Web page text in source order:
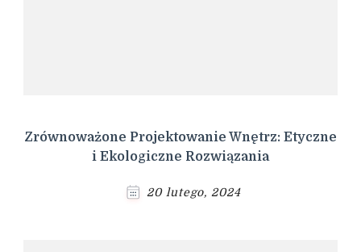
Zrównoważone Projektowanie Wnętrz: Etyczne
i Ekologiczne Rozwiązania
20 lutego, 2024